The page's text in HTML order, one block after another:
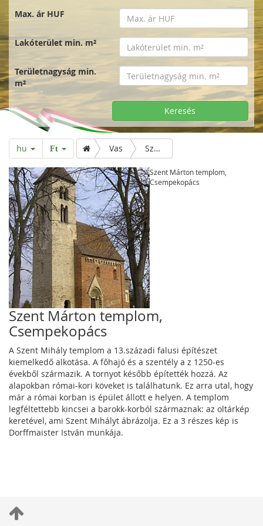
Max. ár HUF
Lakóterület min. m²
Területnagyság min.
m²
Keresés
hu Ft Vas Szent Márton templom, Csempekopács
Szent Márton templom,
Csempekopács
Szent Márton templom,
Csempekopács
A Szent Mihály templom a 13.századi falusi építészet
kiemelkedő alkotása. A főhajó és a szentély a z 1250-es
évekből származik. A tornyot később építették hozzá. Az
alapokban római-kori köveket is találhatunk. Ez arra utal, hogy
már a római korban is épület állott e helyen. A templom
legféltettebb kincsei a barokk-korból származnak: az oltárkép
keretével, ami Szent Mihályt ábrázolja. Ez a 3 részes kép is
Dorffmaister István munkája.